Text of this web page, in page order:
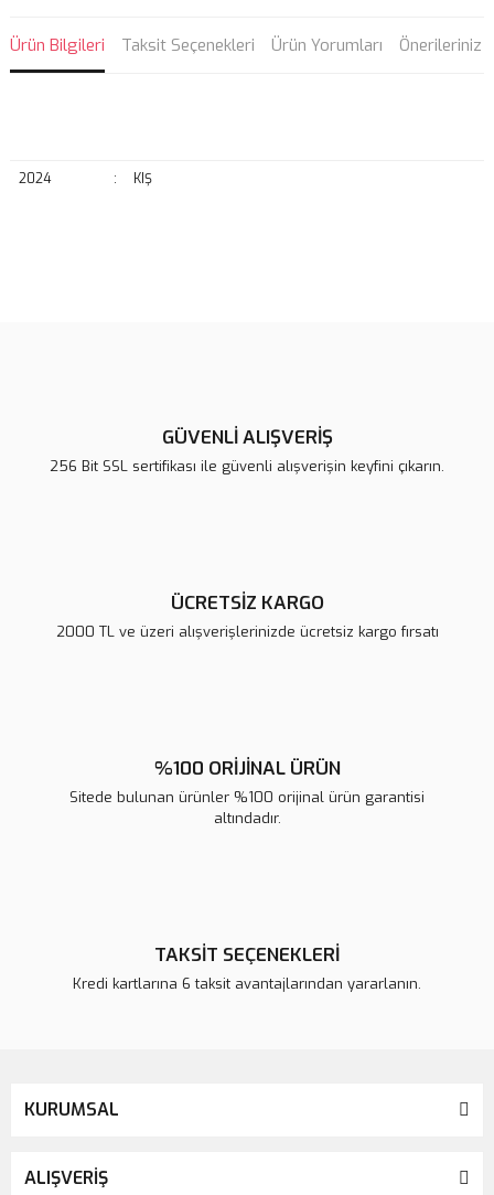
Ürün Bilgileri Taksit Seçenekleri Ürün Yorumları Önerileriniz
2024 : KIŞ
Ürün açıklamasında eksik bilgiler bulunuyor.
GÜVENLİ ALIŞVERİŞ
256 Bit SSL sertifikası ile güvenli alışverişin keyfini çıkarın.
ÜCRETSİZ KARGO
2000 TL ve üzeri alışverişlerinizde ücretsiz kargo fırsatı
%100 ORİJİNAL ÜRÜN
Sitede bulunan ürünler %100 orijinal ürün garantisi
altındadır.
TAKSİT SEÇENEKLERİ
Kredi kartlarına 6 taksit avantajlarından yararlanın.
KURUMSAL
ALIŞVERİŞ